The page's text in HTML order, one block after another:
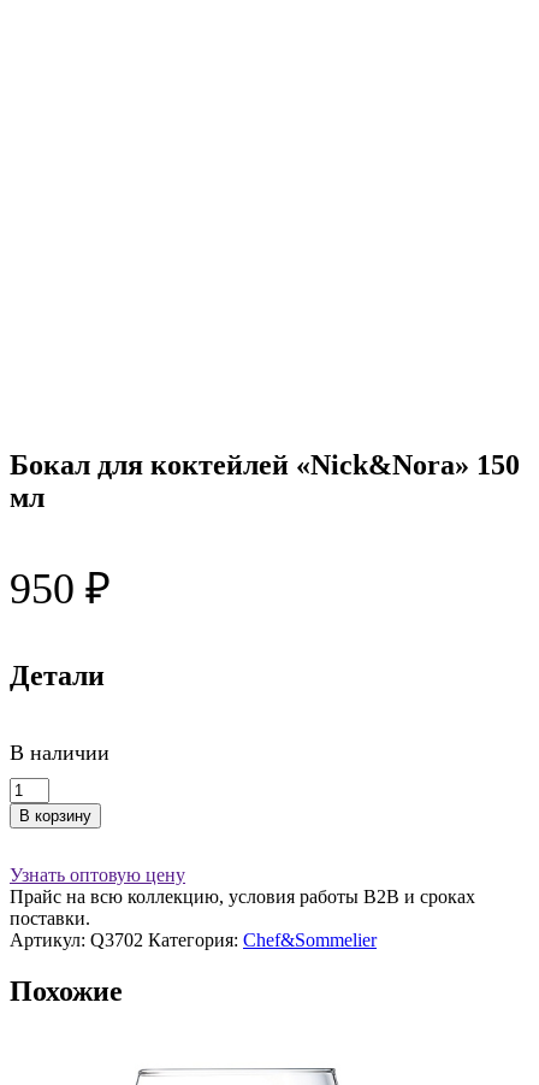
Бокал для коктейлей «Nick&Nora» 150
мл
950 ₽
Детали
В наличии
Количество
товара
Бокал
коктейлей
"Nick&Nora"
150
мл
В корзину
Узнать оптовую цену
Прайс на всю коллекцию, условия работы В2В и сроках
поставки.
Артикул: Q3702 Категория: Chef&Sommelier
Похожие